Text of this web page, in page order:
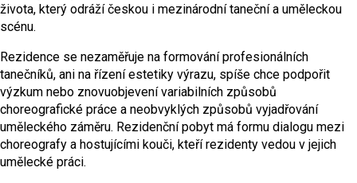
života, který odráží českou i mezinárodní taneční a uměleckou
scénu.
Rezidence se nezaměřuje na formování profesionálních
tanečníků, ani na řízení estetiky výrazu, spíše chce podpořit
výzkum nebo znovuobjevení variabilních způsobů
choreografické práce a neobvyklých způsobů vyjadřování
uměleckého záměru. Rezidenční pobyt má formu dialogu mezi
choreografy a hostujícími kouči, kteří rezidenty vedou v jejich
umělecké práci.